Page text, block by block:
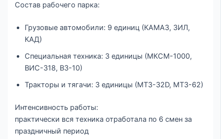
Состав рабочего парка:
Грузовые автомобили: 9 единиц (КАМАЗ, ЗИЛ,
КАД)
Специальная техника: 3 единицы (МКСМ-1000,
ВИС-318, ВЗ-10)
Тракторы и тягачи: 3 единицы (МТЗ-32D, МТЗ-62)
Интенсивность работы:
практически вся техника отработала по 6 смен за
праздничный период